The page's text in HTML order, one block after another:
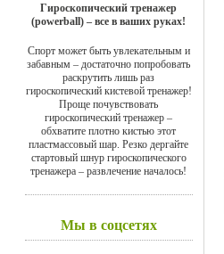
Гироскопический тренажер
(powerball) – все в ваших руках!
Спорт может быть увлекательным и
забавным – достаточно попробовать
раскрутить лишь раз
гироскопический кистевой тренажер!
Проще почувствовать
гироскопический тренажер –
обхватите плотно кистью этот
пластмассовый шар. Резко дергайте
стартовый шнур гироскопического
тренажера – развлечение началось!
Мы в соцсетях